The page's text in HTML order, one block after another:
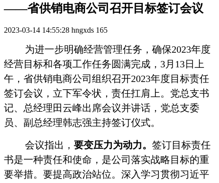
——省供销电商公司召开目标签订会议
2023-03-14 14:55:28 hngxds 165
为进一步明确经营管理任务，确保2023年度
经营目标和各项工作任务圆满完成，3月13日上
午，省供销电商公司组织召开2023年度目标责任
签订会议，立下军令状，责任扛肩上。党总支书
记、总经理田云峰出席会议并讲话，党总支委
员、副总经理韩志强主持签订仪式。
会议指出， 要变压力为动力。 签订目标责任
书是一种责任和使命，是公司落实战略目标的重
要举措。要提高政治站位。深入学习贯彻习近平